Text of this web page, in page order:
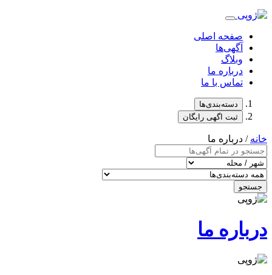
صفحه اصلی
آگهی‌ها
وبلاگ
درباره ما
تماس با ما
دسته‌بندی‌ها
ثبت اگهی رایگان
خانه / درباره ما
جستجو
درباره ما